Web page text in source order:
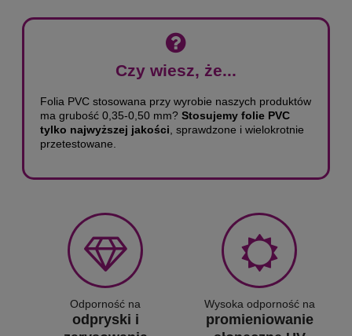
Czy wiesz, że...
Folia PVC stosowana przy wyrobie naszych produktów
ma grubość 0,35-0,50 mm? Stosujemy folie PVC
tylko najwyższej jakości , sprawdzone i wielokrotnie
przetestowane.
Odporność na
odpryski i
Wysoka odporność na
promieniowanie